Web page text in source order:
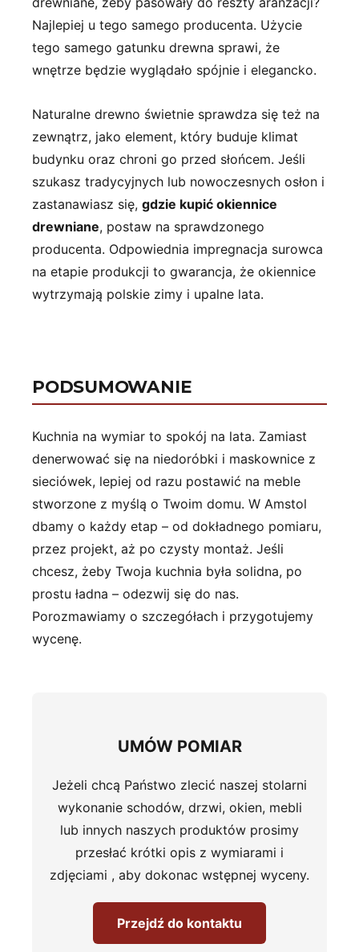
Najlepiej u tego samego producenta. Użycie
tego samego gatunku drewna sprawi, że
wnętrze będzie wyglądało spójnie i elegancko.
Naturalne drewno świetnie sprawdza się też na
zewnątrz, jako element, który buduje klimat
budynku oraz chroni go przed słońcem. Jeśli
szukasz tradycyjnych lub nowoczesnych osłon i
zastanawiasz się, gdzie kupić okiennice
drewniane, postaw na sprawdzonego
producenta. Odpowiednia impregnacja surowca
na etapie produkcji to gwarancja, że okiennice
wytrzymają polskie zimy i upalne lata.
PODSUMOWANIE
Kuchnia na wymiar to spokój na lata. Zamiast
denerwować się na niedoróbki i maskownice z
sieciówek, lepiej od razu postawić na meble
stworzone z myślą o Twoim domu. W Amstol
dbamy o każdy etap – od dokładnego pomiaru,
przez projekt, aż po czysty montaż. Jeśli
chcesz, żeby Twoja kuchnia była solidna, po
prostu ładna – odezwij się do nas.
Porozmawiamy o szczegółach i przygotujemy
wycenę.
UMÓW POMIAR
Jeżeli chcą Państwo zlecić naszej stolarni
wykonanie schodów, drzwi, okien, mebli
lub innych naszych produktów prosimy
przesłać krótki opis z wymiarami i
zdjęciami , aby dokonac wstępnej wyceny.
Przejdź do kontaktu